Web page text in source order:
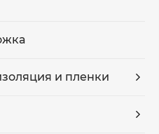
и пленки